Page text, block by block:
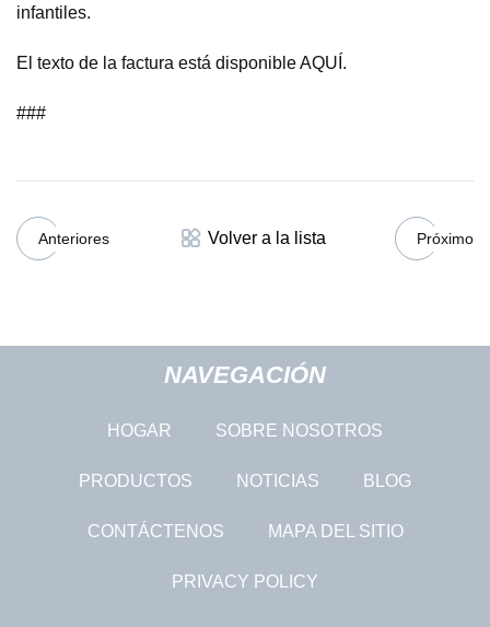
infantiles.
El texto de la factura está disponible AQUÍ.
###
Anteriores Volver a la lista Próximo
NAVEGACIÓN
HOGAR SOBRE NOSOTROS
PRODUCTOS NOTICIAS BLOG
CONTÁCTENOS MAPA DEL SITIO
PRIVACY POLICY